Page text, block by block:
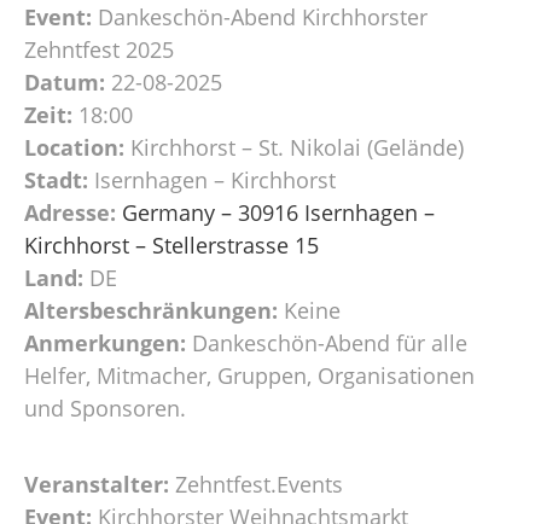
Event: Dankeschön-Abend Kirchhorster
Zehntfest 2025
Datum: 22-08-2025
Zeit: 18:00
Location: Kirchhorst – St. Nikolai (Gelände)
Stadt: Isernhagen – Kirchhorst
Adresse: Germany – 30916 Isernhagen –
Kirchhorst – Stellerstrasse 15
Land: DE
Altersbeschränkungen: Keine
Anmerkungen: Dankeschön-Abend für alle
Helfer, Mitmacher, Gruppen, Organisationen
und Sponsoren.
Veranstalter: Zehntfest.Events
Event: Kirchhorster Weihnachtsmarkt